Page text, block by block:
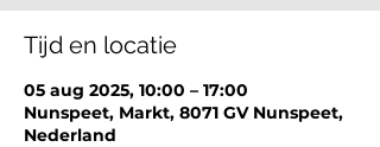
Tijd en locatie
05 aug 2025, 10:00 – 17:00
Nunspeet, Markt, 8071 GV Nunspeet,
Nederland